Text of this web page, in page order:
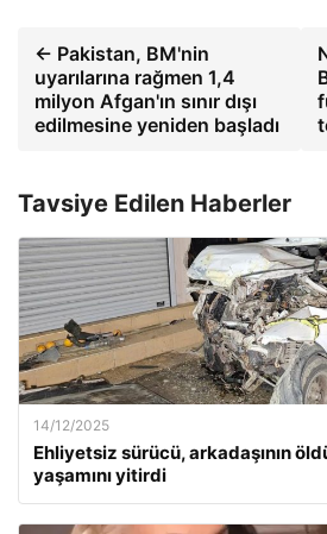
← Pakistan, BM'nin
uyarılarına rağmen 1,4
milyon Afgan'ın sınır dışı
edilmesine yeniden başladı
Tavsiye Edilen Haberler
14/12/2025
Ehliyetsiz sürücü, arkadaşının
yaşamını yitirdi